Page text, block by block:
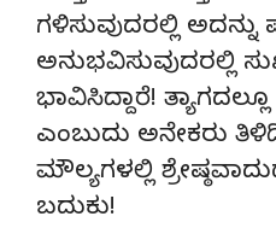
ಗಳಿಸುವುದರಲ್ಲಿ ಅದನ್ನು
ಅನುಭವಿಸುವುದರಲ್ಲಿ
ಭಾವಿಸಿದ್ದಾರೆ!
ಎಂಬುದು ಅನೇಕರು
ಮೌಲ್ಯಗಳಲ್ಲಿ
ಬದುಕು!